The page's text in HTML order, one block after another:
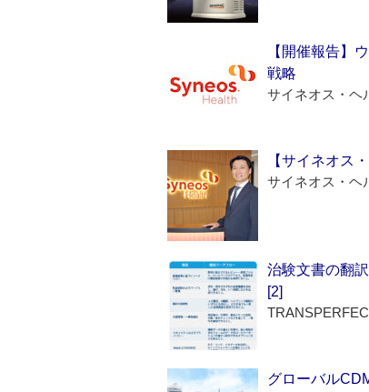
【開催報告】
戦略
サイネオス・ヘ
【サイネオス
サイネオス・ヘ
治験文書の翻
[2]
グローバル